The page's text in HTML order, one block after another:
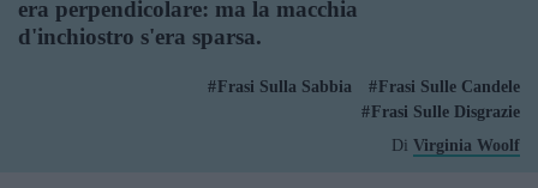
era perpendicolare: ma la macchia
d'inchiostro s'era sparsa.
Frasi Sulla Sabbia
Frasi Sulle Candele
Frasi Sulle Disgrazie
Di Virginia Woolf